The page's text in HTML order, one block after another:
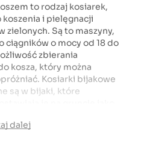
to rodzaj kosiarek,
koszenia i pielęgnacji
zielonych. Są to maszyny,
ciągników o mocy od 18 do
zbierania
kosza, który można
Kosiarki bijakowe
są w bijaki, które
wydajnością,
dalej